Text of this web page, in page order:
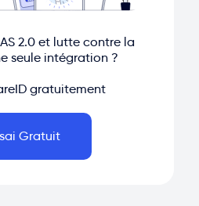
2.0 et lutte contre la
seule intégration ?
gratuitement
Gratuit